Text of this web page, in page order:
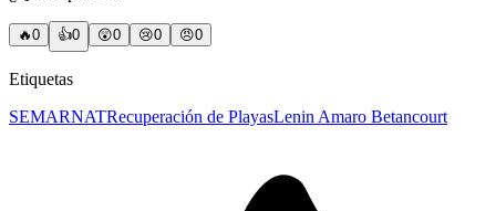
🔥0 👍0 😲0 😢0 😠0
Etiquetas
SEMARNATRecuperación de PlayasLenin Amaro Betancourt